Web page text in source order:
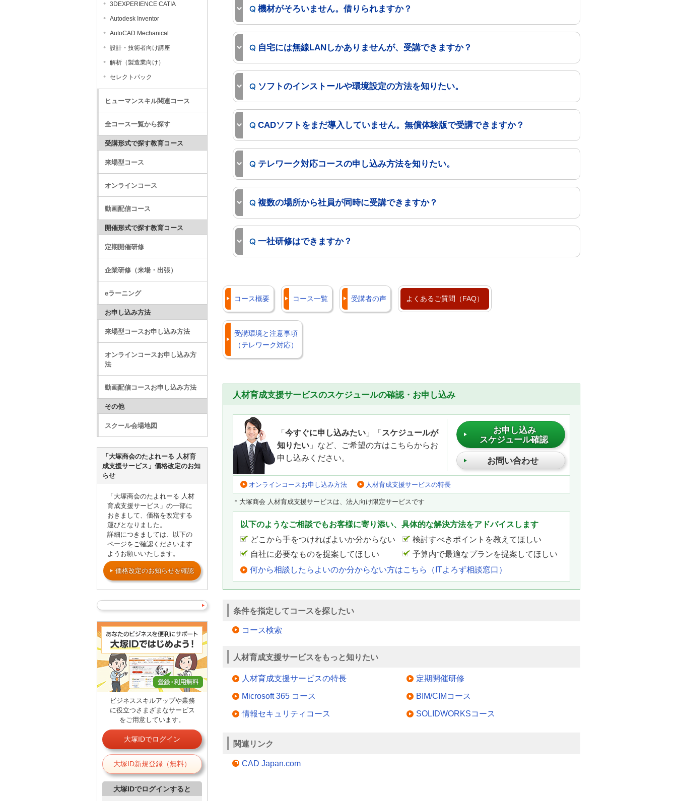
機材がそろいません。借りられますか？
自宅には無線LANしかありませんが、受講できますか？
ソフトのインストールや環境設定の方法を知りたい。
CADソフトをまだ導入していません。無償体験版で受講できますか？
テレワーク対応コースの申し込み方法を知りたい。
複数の場所から社員が同時に受講できますか？
一社研修はできますか？
コース概要 コース一覧 受講者の声 よくあるご質問（FAQ）
受講環境と注意事項
（テレワーク対応）
人材育成支援サービスのスケジュールの確認・お申し込み
「 今すぐに申し込みたい 」「 スケジュールが
知りたい 」など、ご希望の方はこちらからお
申し込みください。
お申し込み
スケジュール確認
お問い合わせ
オンラインコースお申し込み方法 人材育成支援サービスの特長
＊大塚商会 人材育成支援サービスは、法人向け限定サービスです
以下のようなご相談でもお客様に寄り添い、具体的な解決方法をアドバイスします
どこから手をつければよいか分からない
検討すべきポイントを教えてほしい
自社に必要なものを提案してほしい
予算内で最適なプランを提案してほしい
何から相談したらよいのか分からない方はこちら（ITよろず相談窓口）
条件を指定してコースを探したい
コース検索
人材育成支援サービスをもっと知りたい
人材育成支援サービスの特長 定期開催研修
Microsoft 365 コース BIM/CIMコース
情報セキュリティコース SOLIDWORKSコース
関連リンク
CAD Japan.com
3DEXPERIENCE CATIA
Autodesk Inventor
AutoCAD Mechanical
設計・技術者向け講座
解析（製造業向け）
セレクトパック
ヒューマンスキル関連コース
全コース一覧から探す
受講形式で探す教育コース
来場型コース
オンラインコース
動画配信コース
開催形式で探す教育コース
定期開催研修
企業研修（来場・出張）
eラーニング
お申し込み方法
来場型コースお申し込み方法
オンラインコースお申し込み方
法
動画配信コースお申し込み方法
その他
スクール会場地図
「大塚商会のたよれーる 人材育
成支援サービス」価格改定のお知
らせ
「大塚商会のたよれーる 人材
育成支援サービス」の一部に
おきまして、価格を改定する
運びとなりました。
詳細につきましては、以下の
ページをご確認くださいます
ようお願いいたします。
価格改定のお知らせを確認
ビジネススキルアップや業務
に役立つさまざまなサービス
をご用意しています。
大塚IDでログイン
大塚ID新規登録（無料）
大塚IDでログインすると